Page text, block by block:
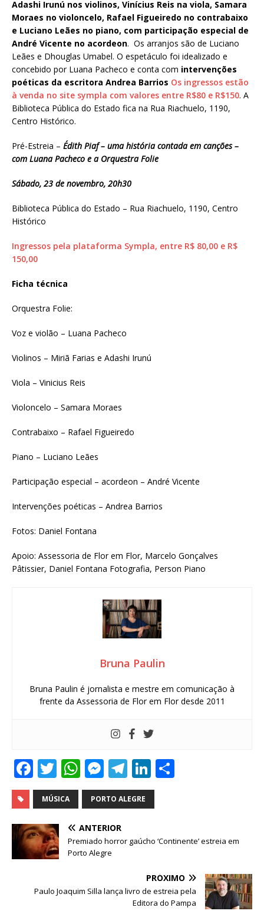
Adashi Irunú nos violinos, Vinícius Reis na viola, Samara
Moraes no violoncelo, Rafael Figueiredo no contrabaixo
e Luciano Leães no piano, com participação especial de
André Vicente no acordeon. Os arranjos são de Luciano
Leães e Dhouglas Umabel. O espetáculo foi idealizado e
concebido por Luana Pacheco e conta com intervenções
poéticas da escritora Andrea Barrios Os ingressos estão
à venda no site sympla com valores entre R$80 e R$150. A
Biblioteca Pública do Estado fica na Rua Riachuelo, 1190,
Centro Histórico.
Pré-Estreia – Édith Piaf – uma história contada em canções –
com Luana Pacheco e a Orquestra Folie
Sábado, 23 de novembro, 20h30
Biblioteca Pública do Estado – Rua Riachuelo, 1190, Centro
Histórico
Ingressos pela plataforma Sympla, entre R$ 80,00 e R$
150,00
Ficha técnica
Orquestra Folie:
Voz e violão – Luana Pacheco
Violinos – Miriã Farias e Adashi Irunú
Viola – Vinicius Reis
Violoncelo – Samara Moraes
Contrabaixo – Rafael Figueiredo
Piano – Luciano Leães
Participação especial – acordeon – André Vicente
Intervenções poéticas – Andrea Barrios
Fotos: Daniel Fontana
Apoio: Assessoria de Flor em Flor, Marcelo Gonçalves
Pâtissier, Daniel Fontana Fotografia, Person Piano
Bruna Paulin
Bruna Paulin é jornalista e mestre em comunicação à
frente da Assessoria de Flor em Flor desde 2011
F
a
c
e
b
o
k
T
w
it
te
r
W
h
at
s
A
p
M
e
ss
e
n
g
e
r
T
el
e
ra
Li
n
k
dI
MÚSICA PORTO ALEGRE
ANTERIOR
Premiado horror gaúcho ‘Continente’ estreia em
Porto Alegre
PRÓXIMO
Paulo Joaquim Silla lança livro de estreia pela
Editora do Pampa